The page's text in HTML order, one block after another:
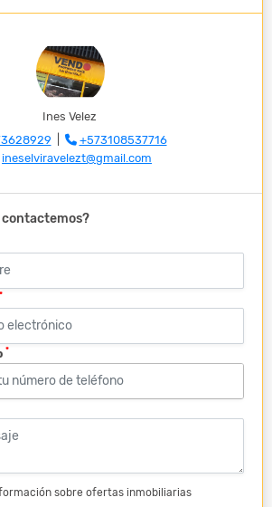
Ines Velez
+573108537716
ineselviravelezt@gmail.com
*
*
sobre ofertas inmobiliarias